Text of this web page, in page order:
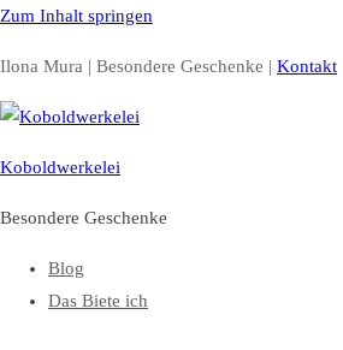
Zum Inhalt springen
Ilona Mura | Besondere Geschenke | Kontakt
Koboldwerkelei
Besondere Geschenke
Blog
Das Biete ich